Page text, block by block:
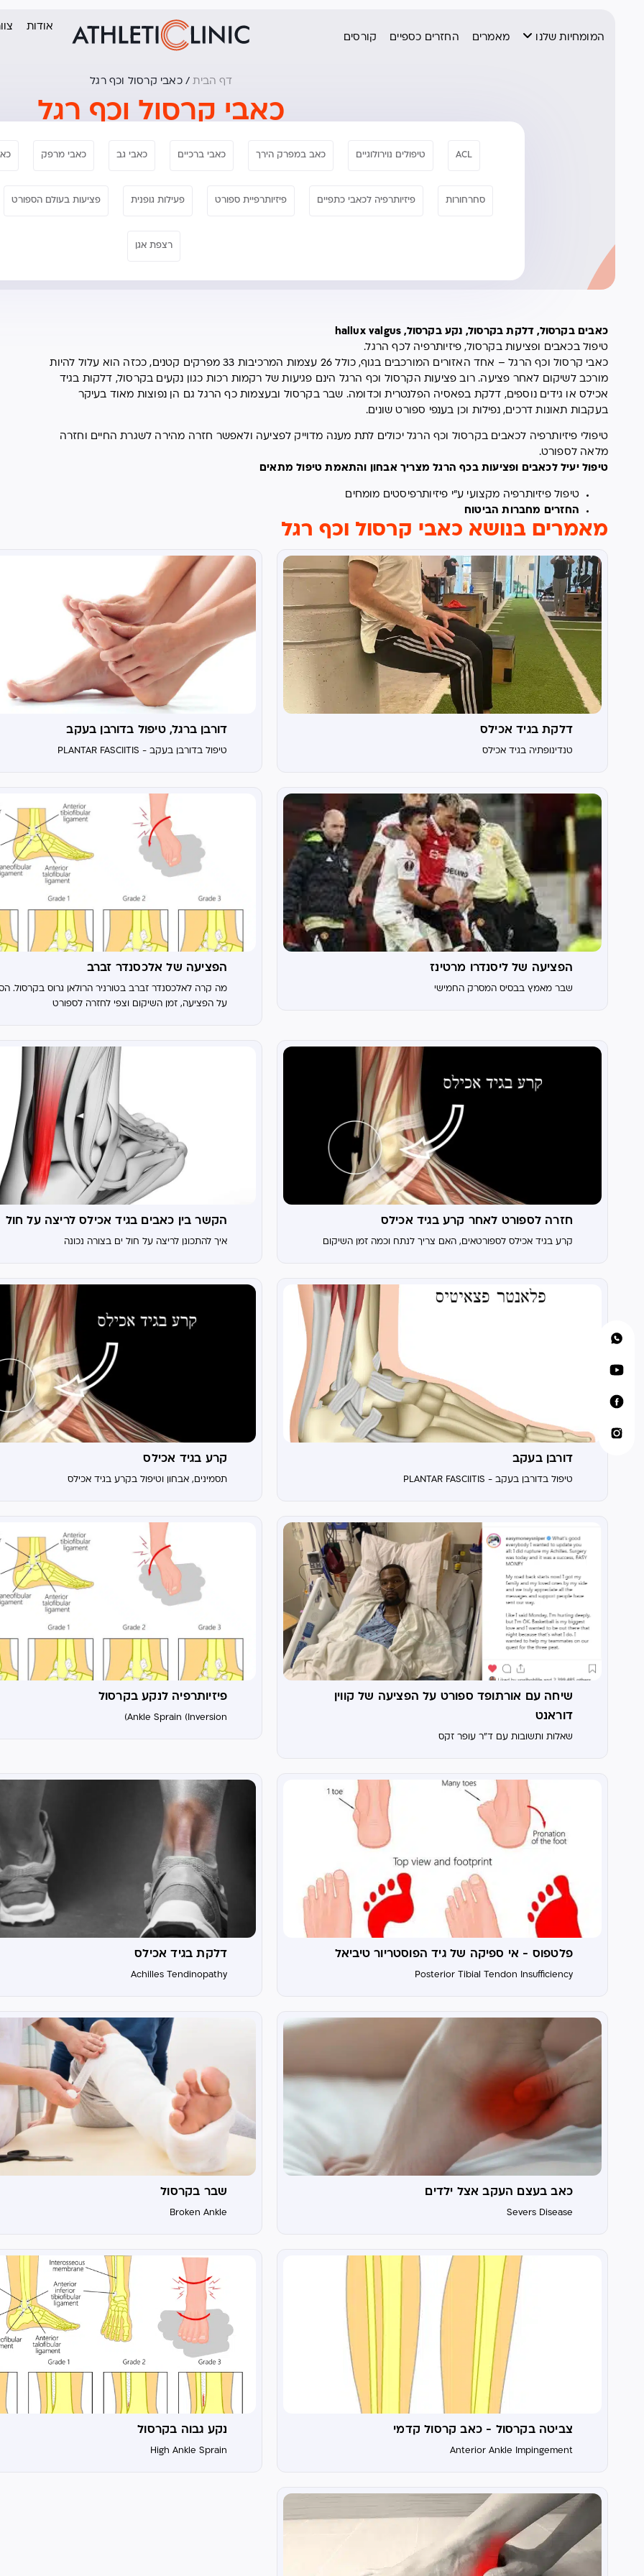
המומחיות שלנו מאמרים החזרים כספיים קורסים
אודות
דף הבית/כאבי קרסול וכף רגל
כאבי קרסול וכף רגל
ACL טיפולים נוירולוגיים כאב במפרק הירך כאבי ברכיים כאבי גב כאבי מרפק
סחרחורות פיזיותרפיה לכאבי כתפיים פיזיותרפיית ספורט פעילות גופנית פציעות בעולם הספורט
רצפת אגן
כאבים בקרסול, דלקת בקרסול, נקע בקרסול, hallux valgus
טיפול בכאבים ופציעות בקרסול, פיזיותרפיה לכף הרגל.
כאבי קרסול וכף הרגל – אחד האזורים המורכבים בגוף, כולל 26 עצמות המרכיבות 33 מפרקים קטנים, ככזה הוא עלול להיות
מורכב לשיקום לאחר פציעה. רוב פציעות הקרסול וכף הרגל הינם פגיעות של רקמות רכות כגון נקעים בקרסול, דלקות בגיד
אכילס או גידים נוספים, דלקת בפאסיה הפלנטרית וכדומה. שבר בקרסול ובעצמות כף הרגל גם הן נפוצות מאוד בעיקר
בעקבות תאונות דרכים, נפילות וכן בענפי ספורט שונים.
טיפולי פיזיותרפיה לכאבים בקרסול וכף הרגל יכולים לתת מענה מדוייק לפציעה ולאפשר חזרה מהירה לשגרת החיים וחזרה
מלאה לספורט.
טיפול יעיל לכאבים ופציעות בכף הרגל מצריך אבחון והתאמת טיפול מתאים
טיפול פיזיותרפיה מקצועי ע"י פיזיותרפיסטים מומחים
החזרים מחברות הביטוח
מאמרים בנושא כאבי קרסול וכף רגל
דלקת בגיד אכילס
טנדינופתיה בגיד אכילס
דורבן ברגל, טיפול בדורבן בעקב
טיפול בדורבן בעקב - PLANTAR FASCIITIS
הפציעה של ליסנדרו מרטינז
שבר מאמץ בבסיס המסרק החמישי
הפציעה של אלכסנדר זברב
מה קרה לאלכסנדר זברב בטורניר הרולאן גרוס בקרסול.
על הפציעה, זמן השיקום וצפי לחזרה לספורט
חזרה לספורט לאחר קרע בגיד אכילס
קרע בגיד אכילס לספורטאים, האם צריך לנתח וכמה זמן השיקום
הקשר בין כאבים בגיד אכילס לריצה על חול
איך להתכונן לריצה על חול ים בצורה נכונה
דורבן בעקב
טיפול בדורבן בעקב - PLANTAR FASCIITIS
קרע בגיד אכילס
תסמינים, אבחון וטיפול בקרע בגיד אכילס
שיחה עם אורתופד ספורט על הפציעה של קווין
דוראנט
שאלות ותשובות עם ד"ר עופר זקס
פיזיותרפיה לנקע בקרסול
Ankle Sprain (Inversion)
פלטפוס - אי ספיקה של גיד הפוסטריור טיביאל
Posterior Tibial Tendon Insufficiency
דלקת בגיד אכילס
Achilles Tendinopathy
כאב בעצם העקב אצל ילדים
Severs Disease
שבר בקרסול
Broken Ankle
צביטה בקרסול - כאב קרסול קדמי
Anterior Ankle Impingement
נקע גבוה בקרסול
High Ankle Sprain